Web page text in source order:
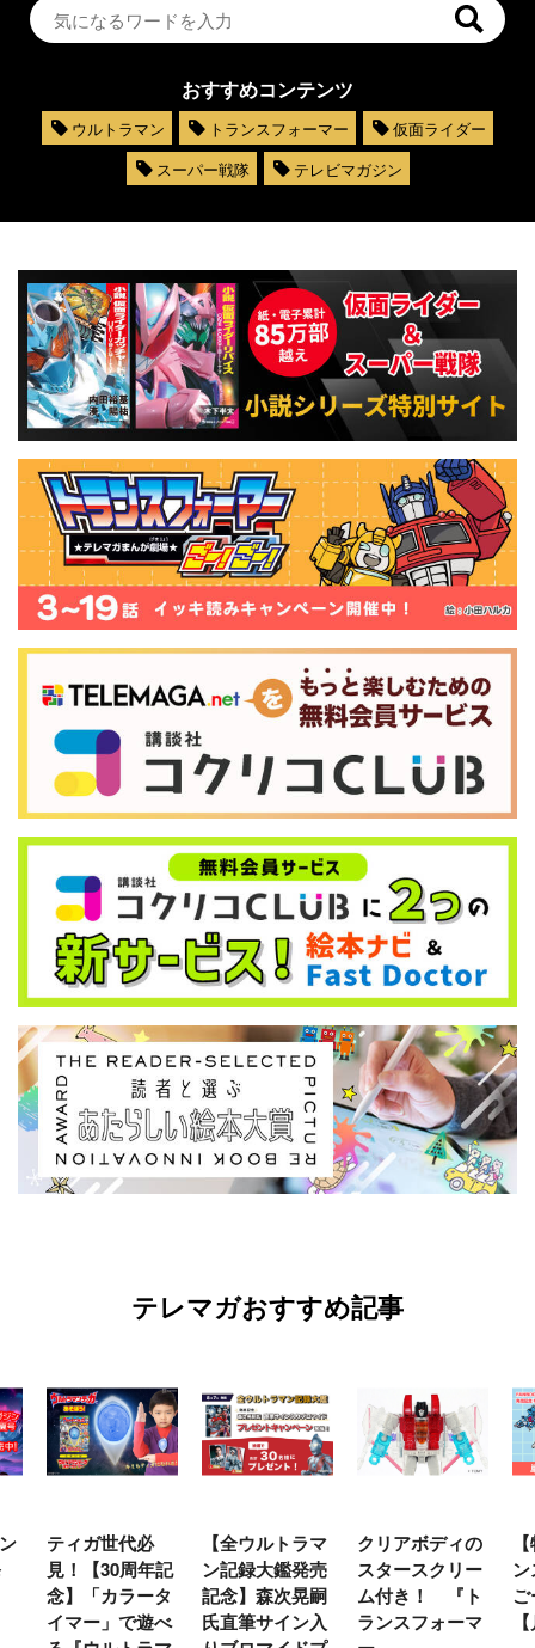
おすすめコンテンツ
ウルトラマン トランスフォーマー
仮面ライダー
スーパー戦隊
テレビマガジン
テレマガおすすめ記事
記
【全ウルトラマ
ン記録大鑑発売
記念】森次晃嗣
氏直筆サイン入
クリアボディの
スタースクリー
ム付き！ 『ト
ランスフォーマ
【特別編】トラ
ンスフォーマー
ごー！ごー！
【月イチ更新】